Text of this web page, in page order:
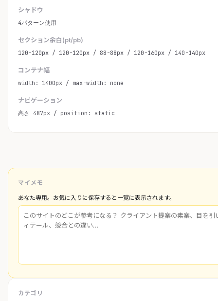
シャドウ
4パターン使用
セクション余白(pt/pb)
120-120px / 120-120px / 88-88px / 120-160px / 140-140px
コンテナ幅
width: 1400px / max-width: none
ナビゲーション
高さ 487px / position: static
マイメモ
あなた専用。お気に入りに保存すると一覧に表示されます。
カテゴリ